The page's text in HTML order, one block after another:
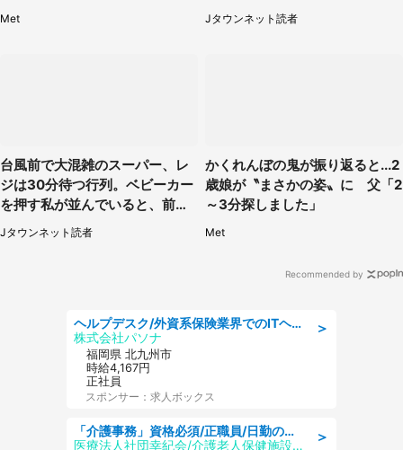
Met
（岡山県・40代女性）
Jタウンネット読者
台風前で大混雑のスーパー、レ
ジは30分待つ行列。ベビーカー
を押す私が並んでいると、前の
Jタウンネット読者
かくれんぼの鬼が振り返ると...2
歳娘が〝まさかの姿〟に 父「2
～3分探しました」
Met
Recommended by
＞
ヘルプデスク/外資系保険業界でのITヘルプデスク業務/駅近/即日勤務可/ヘルプデスク
株式会社パソナ
福岡県 北九州市
時給4,167円
正社員
スポンサー：求人ボックス
＞
「介護事務」資格必須/正職員/日勤のみ/介護老人保健施設
医療法人社団幸紀会/介護老人保健施設 グリーンビラ安江